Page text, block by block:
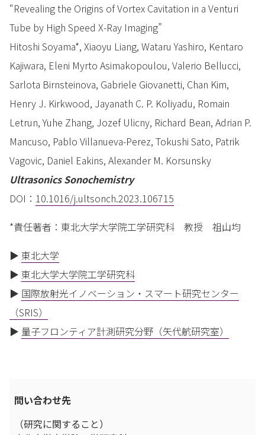
“Revealing the Origins of Vortex Cavitation in a Venturi
Tube by High Speed X-Ray Imaging”
Hitoshi Soyama*, Xiaoyu Liang, Wataru Yashiro, Kentaro
Kajiwara, Eleni Myrto Asimakopoulou, Valerio Bellucci,
Sarlota Birnsteinova, Gabriele Giovanetti, Chan Kim,
Henry J. Kirkwood, Jayanath C. P. Koliyadu, Romain
Letrun, Yuhe Zhang, Jozef Ulicny, Richard Bean, Adrian P.
Mancuso, Pablo Villanueva-Perez, Tokushi Sato, Patrik
Vagovic, Daniel Eakins, Alexander M. Korsunsky
Ultrasonics Sonochemistry
DOI： 10.1016/j.ultsonch.2023.106715
*責任著者：東北大学大学院工学研究科 教授 祖山均
▶ 東北大学
▶ 東北大学大学院工学研究科
▶ 国際放射光イノベーション・スマート研究センター
（SRIS）
▶ 量子フロンティア計測研究分野（矢代航研究室）
問い合わせ先
（研究に関すること）